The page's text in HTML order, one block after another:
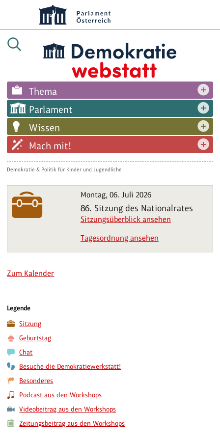
Thema
Parlament
Wissen
Mach mit!
Demokratie & Politik für Kinder und Jugendliche
Montag, 06. Juli 2026
86. Sitzung des Nationalrates
Sitzungsüberblick ansehen
Tagesordnung ansehen
Zum Kalender
Legende
Sitzung
Geburtstag
Chat
Besuche die Demokratiewerkstatt!
Besonderes
Podcast aus den Workshops
Videobeitrag aus den Workshops
Zeitungsbeitrag aus den Workshops